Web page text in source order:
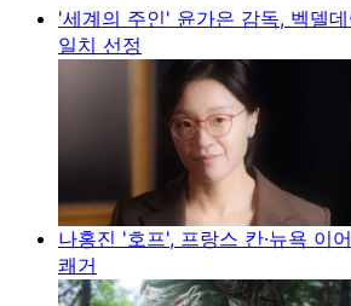
'세계의 주인' 윤가은 감독, 벡델데
일치 선정
나홍진 '호프', 프랑스 칸·뉴욕 이
쾌거